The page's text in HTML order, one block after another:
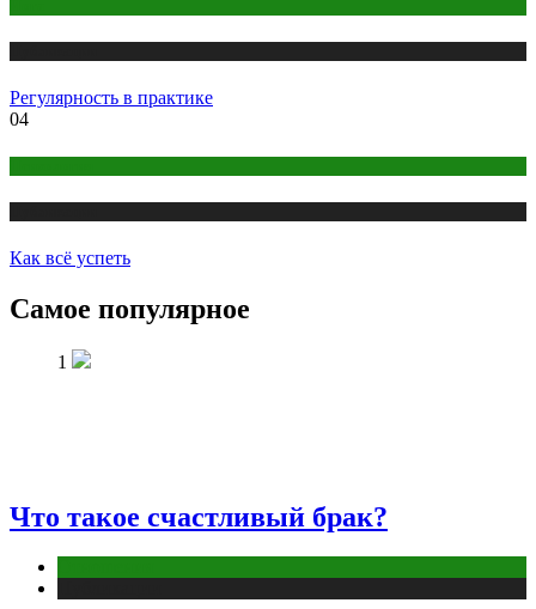
Регулярность в практике
04
Как всё успеть
Самое популярное
1
Что такое счастливый брак?